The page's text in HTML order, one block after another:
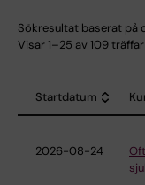
Sökresultat baserat på
Visar 1–25 av 109 träffar
Startdatum Sort
2026-08-24